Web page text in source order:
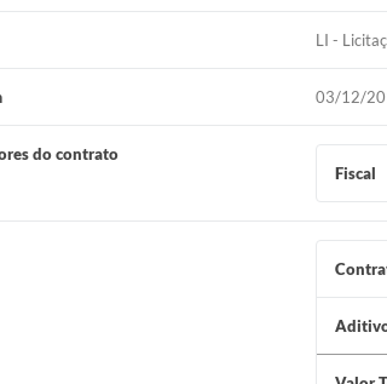
LI -
03/12/
do contrato
Fiscal